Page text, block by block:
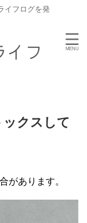
イフログを発
クスして
があります。